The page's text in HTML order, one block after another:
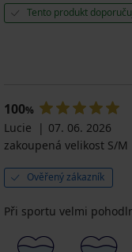
Tento produkt
100%
Lucie
07. 06. 2026
zakoupená velikost S/M
Ověřený zákazník
Při sportu velmi